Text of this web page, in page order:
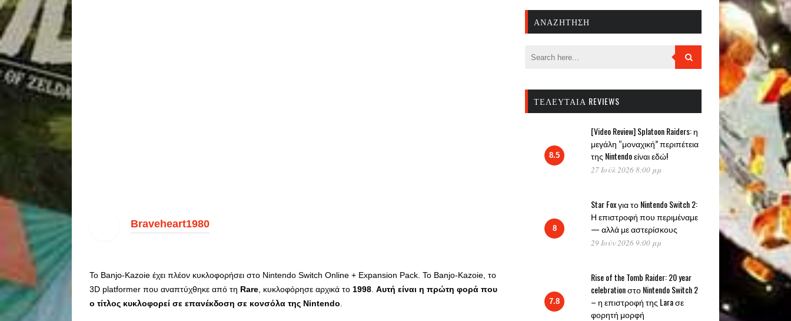
Braveheart1980
Το Banjo-Kazoie έχει πλέον κυκλοφορήσει στο Nintendo Switch Online + Expansion Pack. Το Banjo-Kazoie, το
3D platformer που αναπτύχθηκε από τη Rare , κυκλοφόρησε αρχικά το 1998 Αυτή είναι η πρώτη φορά που
ο τίτλος κυκλοφορεί σε επανέκδοση σε κονσόλα της Nintendo
ΑΝΑΖΉΤΗΣΗ
ΤΕΛΕΥΤΑΊΑ REVIEWS
8.5
[Video Review] Splatoon Raiders: η
μεγάλη “μοναχική” περιπέτεια
της Nintendo είναι εδώ!
27 Ιούλ 2026 8:00 μμ
8
Star Fox για το Nintendo Switch 2:
Η επιστροφή που περιμέναμε
— αλλά με αστερίσκους
29 Ιούν 2026 9:00 μμ
7.8
Rise of the Tomb Raider: 20 year
celebration στο Nintendo Switch 2
– η επιστροφή της Lara σε
φορητή μορφή